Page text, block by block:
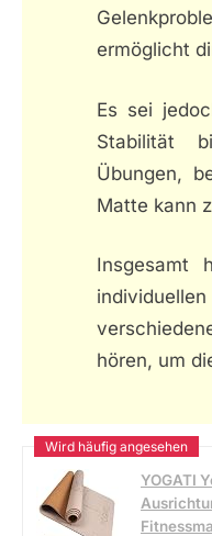
ermöglicht
Es sei
Stabilität
Übungen,
Matte kann
Insgesamt
hören, um
YOGATI